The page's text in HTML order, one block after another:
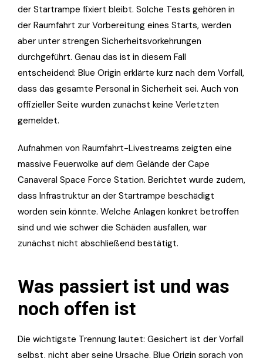
der Startrampe fixiert bleibt. Solche Tests gehören in
der Raumfahrt zur Vorbereitung eines Starts, werden
aber unter strengen Sicherheitsvorkehrungen
durchgeführt. Genau das ist in diesem Fall
entscheidend: Blue Origin erklärte kurz nach dem Vorfall,
dass das gesamte Personal in Sicherheit sei. Auch von
offizieller Seite wurden zunächst keine Verletzten
gemeldet.
Aufnahmen von Raumfahrt-Livestreams zeigten eine
massive Feuerwolke auf dem Gelände der Cape
Canaveral Space Force Station. Berichtet wurde zudem,
dass Infrastruktur an der Startrampe beschädigt
worden sein könnte. Welche Anlagen konkret betroffen
sind und wie schwer die Schäden ausfallen, war
zunächst nicht abschließend bestätigt.
Was passiert ist und was
noch offen ist
Die wichtigste Trennung lautet: Gesichert ist der Vorfall
selbst, nicht aber seine Ursache. Blue Origin sprach von